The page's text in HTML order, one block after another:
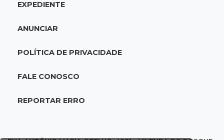
17:02Cyber Trap
Discord para vender cartões clonados
Continuidade ou alternância: a oposição
permanecer no poder
EXPEDIENTE
ANUNCIAR
POLÍTICA DE PRIVACIDADE
FALE CONOSCO
REPORTAR ERRO